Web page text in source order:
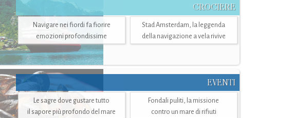
CROCIERE
Navigare nei fiordi fa fiorire
emozioni profondissime
Stad Amsterdam, la leggenda
della navigazione a vela rivive
EVENTI
Le sagre dove gustare tutto
il sapore più profondo del mare
Fondali puliti, la missione
contro un mare di rifiuti